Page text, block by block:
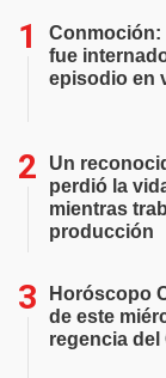
Conmoción:
fue
episodio en
Un
perdió la
mientras
producción
Horóscopo
de este
regencia del